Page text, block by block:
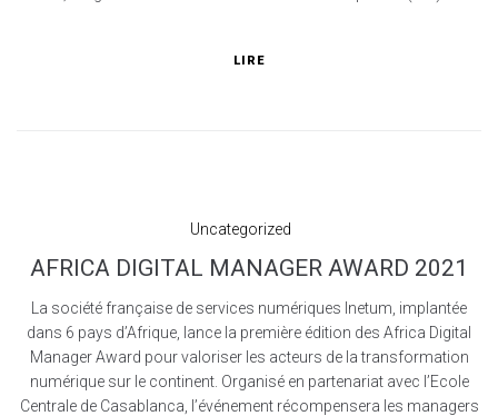
LIRE
Uncategorized
AFRICA DIGITAL MANAGER AWARD 2021
La société française de services numériques Inetum, implantée
dans 6 pays d’Afrique, lance la première édition des Africa Digital
Manager Award pour valoriser les acteurs de la transformation
numérique sur le continent. Organisé en partenariat avec l’Ecole
Centrale de Casablanca, l’événement récompensera les managers